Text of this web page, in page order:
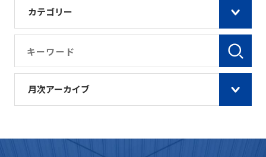
カテゴリー
月次アーカイブ